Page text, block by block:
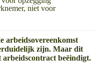
niet voor
arbeidsovereenkomst
zijn. Maar dit
arbeidscontract beëindigt.